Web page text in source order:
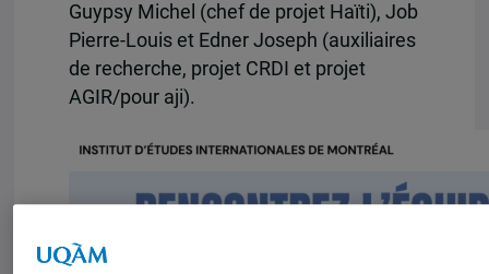
Guypsy Michel (chef de projet Haïti), Job
Pierre-Louis et Edner Joseph (auxiliaires
de recherche, projet CRDI et projet
AGIR/pour aji).